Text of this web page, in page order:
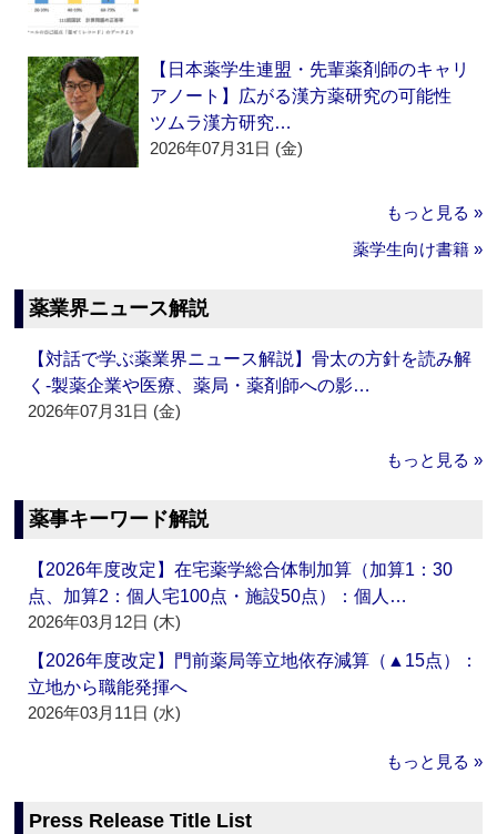
【日本薬学生連盟・先輩薬剤師のキャリ
アノート】広がる漢方薬研究の可能性
ツムラ漢方研究…
2026年07月31日 (金)
もっと見る »
薬学生向け書籍 »
薬業界ニュース解説
【対話で学ぶ薬業界ニュース解説】骨太の方針を読み解
く‐製薬企業や医療、薬局・薬剤師への影…
2026年07月31日 (金)
もっと見る »
薬事キーワード解説
【2026年度改定】在宅薬学総合体制加算（加算1：30
点、加算2：個人宅100点・施設50点）：個人…
2026年03月12日 (木)
【2026年度改定】門前薬局等立地依存減算（▲15点）：
立地から職能発揮へ
2026年03月11日 (水)
もっと見る »
Press Release Title List